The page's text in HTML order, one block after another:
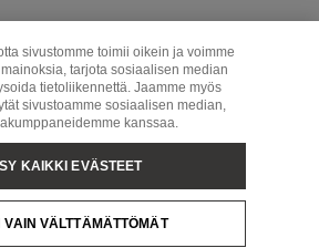
LinkedIn
Puunhankinta
Metsä Fibre
Metsä Spring
sivustomme toimii oikein ja voimme
tarjota sosiaalisen median
tietoliikennettä. Jaamme myös
sivustoamme sosiaalisen median,
kanssaa.
VAIN VÄLTTÄMÄTTÖMÄT
KAIKKI EVÄSTEET